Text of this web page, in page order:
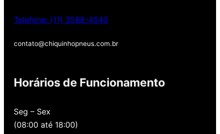
Padrão Europeu de
Temos uma loja novinha, com os melhores
Telefone: (11) 3588-4540
contato@chiquinhopneus.com.br
Horários de Funcionamento
Seg – Sex
(08:00 até 18:00)